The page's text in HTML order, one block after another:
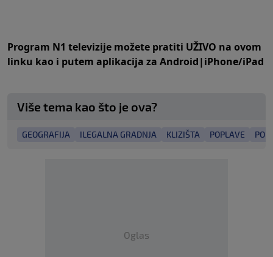
Program N1 televizije možete pratiti UŽIVO na ovom
linku kao i putem aplikacija za Android|iPhone/iPad
Više tema kao što je ova?
GEOGRAFIJA ILEGALNA GRADNJA KLIZIŠTA POPLAVE
Oglas